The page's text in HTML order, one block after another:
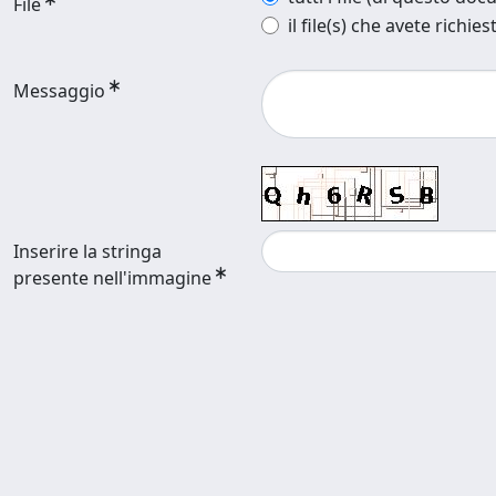
il file(s) che avete
Messaggio
Inserire la stringa
presente nell'immagine